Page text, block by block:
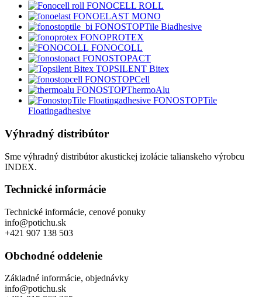
FONOCELL ROLL
FONOELAST MONO
FONOSTOPTile Biadhesive
FONOPROTEX
FONOCOLL
FONOSTOPACT
TOPSILENT Bitex
FONOSTOPCell
FONOSTOPThermoAlu
FONOSTOPTile
Floatingadhesive
Výhradný distribútor
Sme výhradný distribútor akustickej izolácie talianskeho výrobcu
INDEX.
Technické informácie
Technické informácie, cenové ponuky
info@potichu.sk
+421 907 138 503
Obchodné oddelenie
Základné informácie, objednávky
info@potichu.sk